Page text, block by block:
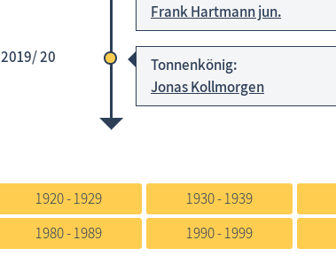
Frank Hartmann jun.
2019/ 20
Tonnenkönig:
Jonas Kollmorgen
1920 - 1929 1930 - 1939
1980 - 1989
1990 - 1999